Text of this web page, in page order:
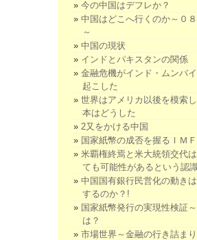
今の中国はデフレか？
中国はどこへ行くのか～０
～
中国の現状
インドとパキスタンの関係
金融危機がインド・ムンバ
起こした
世界はアメリカ以後を模索
本はどうした
2又をかける中国
国家紙幣の成否を握るＩＭ
米覇権終焉と米大統領交代
ても可能性があるという認
中国国有銀行民営化の動き
するのか？!
国家紙幣発行の実現性検証
は？
市場世界～金融の行き詰ま